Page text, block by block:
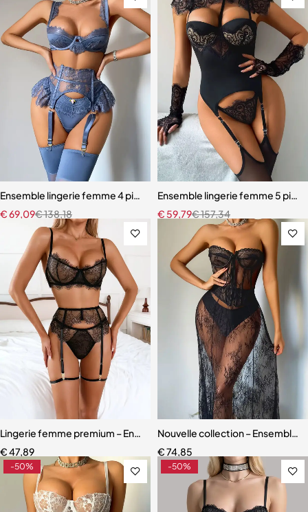
Ensemble lingerie femme 4 pièces – Satin bleu ardoise et dentelle à
€138,18
€69,09
Ensemble lingerie femme 5
€157,34
€ 59,79
Lingerie femme premium – Ensemble romantique en dentelle fine
€47,89
Nouvelle collection – Ensemble
€74,85
-50% -50%